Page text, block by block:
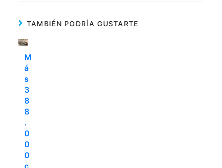
TAMBIÉN PODRÍA GUSTARTE
M
á
s
3
8
8
.
0
0
0
c